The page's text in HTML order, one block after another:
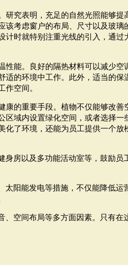
研究表明，充足的自然光照能够提
该考虑窗户的布局、尺寸以及玻璃
计时就特别注重光线的引入，通过
性能。良好的隔热材料可以减少空
适的环境中工作。此外，适当的保
作空间。
康的重要手段。植物不仅能够改善
区域内设置绿化空间，或者选择一
化了环境，还能为员工提供一个放
房以及多功能活动室等，鼓励员
太阳能发电等措施，不仅能降低运
空间布局等多方面因素。只有在